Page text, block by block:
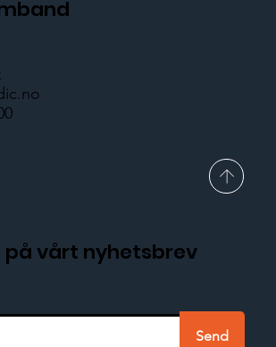
på vårt nyhetsbrev
Send